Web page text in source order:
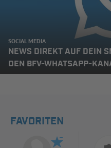
SOCIAL MEDIA
NEWS DIREKT AUF DEIN
DEN BFV-WHATSAPP-
FAVORITEN